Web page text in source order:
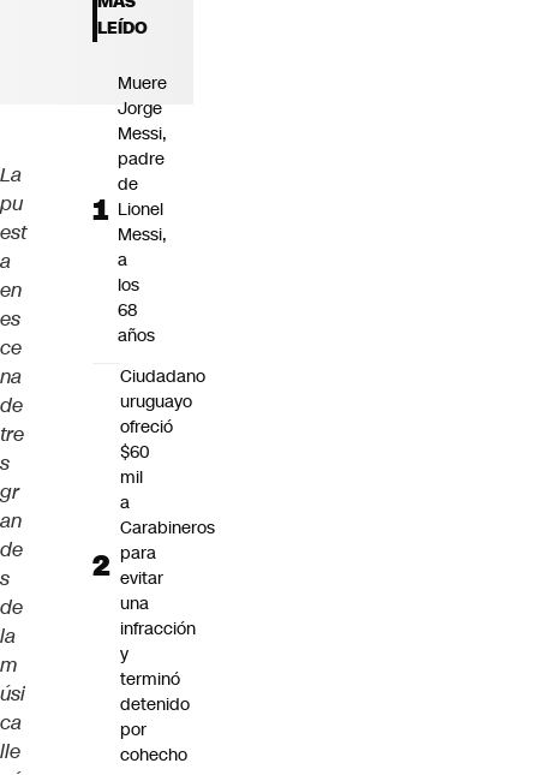
La
pu
est
a
en
es
ce
na
de
tre
s
gr
an
de
s
de
la
m
úsi
ca
lle
LEÍDO
Muere
Jorge
Messi,
padre
de
Lionel
Messi,
a
los
68
años
Ciudadano
uruguayo
ofreció
$60
mil
a
Carabineros
para
evitar
una
infracción
y
terminó
detenido
por
cohecho